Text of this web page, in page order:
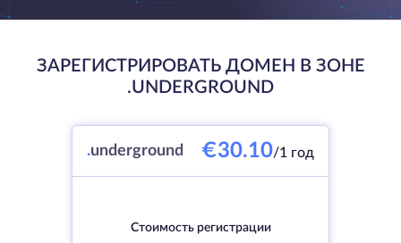
ЗАРЕГИСТРИРОВАТЬ ДОМЕН В ЗОНЕ
.UNDERGROUND
.underground €30.10/1 год
Стоимость регистрации